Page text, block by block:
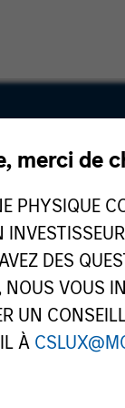
merci de
PHYSIQUE
DES
VOUS
UN
À